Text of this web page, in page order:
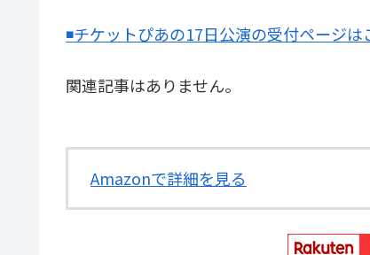
◾️チケットぴあの17日公演の受付ページは
関連記事はありません。
Amazonで詳細を見る